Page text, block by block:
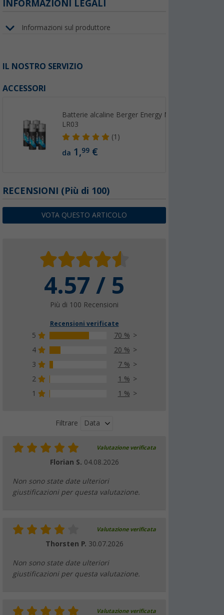
INFORMAZIONI LEGALI
Informazioni sul produttore
IL NOSTRO SERVIZIO
ACCESSORI
Batterie alcaline Berger Energy Micro (AAA)
LR03
(1)
da 1,99 €
RECENSIONI (Più di 100)
VOTA QUESTO ARTICOLO
4.57 / 5
Più di 100 Recensioni
Recensioni verificate
5
70 %
4
20 %
3
7 %
2
1 %
1
1 %
Filtrare Data
Valutazione verificata
Florian S. 04.08.2026
Non sono state date ulteriori
giustificazioni per questa valutazione.
Valutazione verificata
Thorsten P. 30.07.2026
Non sono state date ulteriori
giustificazioni per questa valutazione.
Valutazione verificata